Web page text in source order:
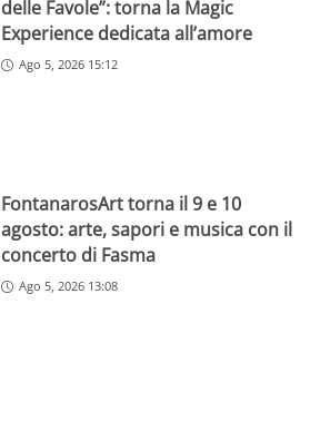
delle Favole”: torna la Magic
Experience dedicata all’amore
Ago 5, 2026 15:12
FontanarosArt torna il 9 e 10
agosto: arte, sapori e musica con il
concerto di Fasma
Ago 5, 2026 13:08